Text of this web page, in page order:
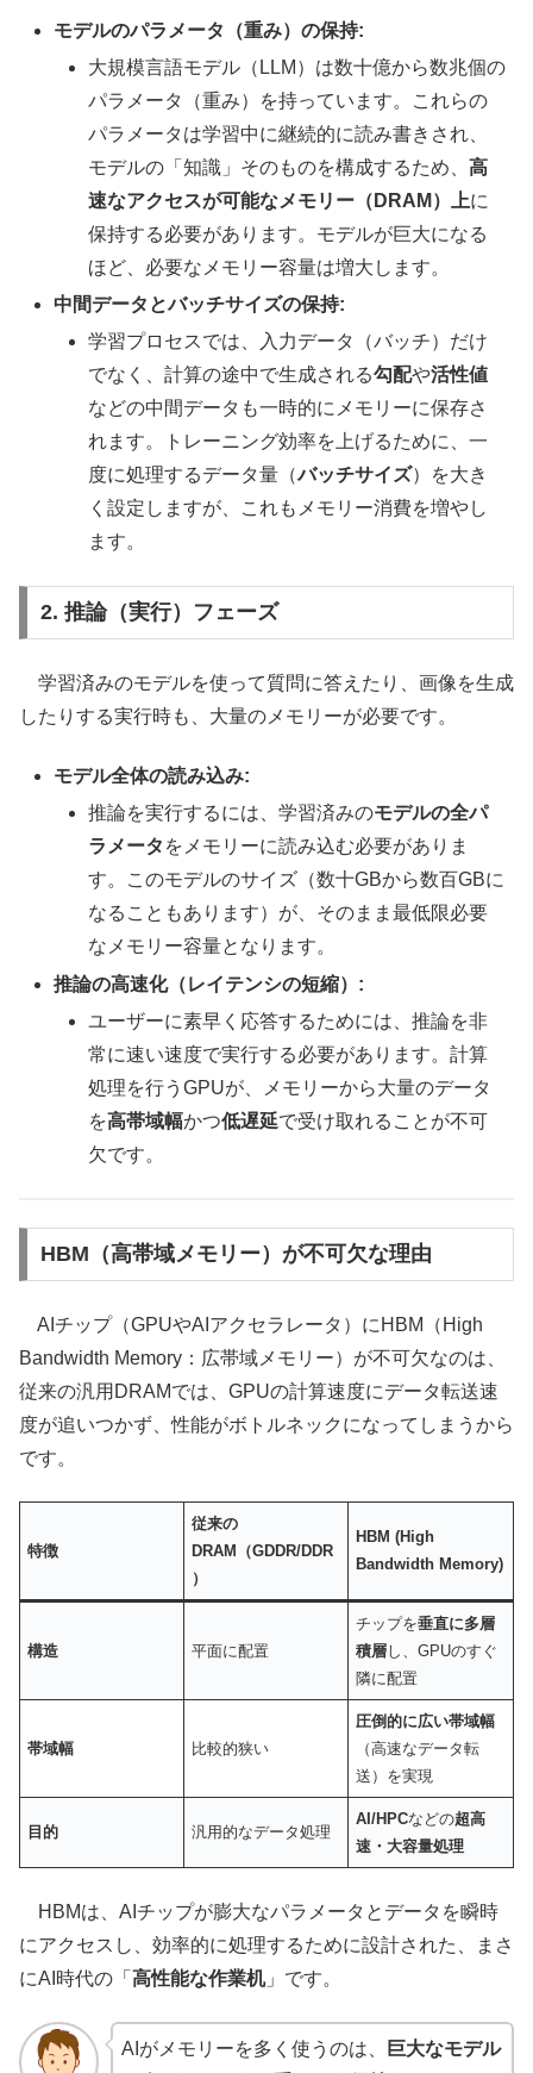
モデルのパラメータ（重み）の保持:
大規模言語モデル（LLM）は数十億から数兆個の
パラメータ（重み）を持っています。これらの
パラメータは学習中に継続的に読み書きされ、
モデルの「知識」そのものを構成するため、高
速なアクセスが可能なメモリー（DRAM）上に
保持する必要があります。モデルが巨大になる
ほど、必要なメモリー容量は増大します。
中間データとバッチサイズの保持:
学習プロセスでは、入力データ（バッチ）だけ
でなく、計算の途中で生成される勾配や活性値
などの中間データも一時的にメモリーに保存さ
れます。トレーニング効率を上げるために、一
度に処理するデータ量（バッチサイズ）を大き
く設定しますが、これもメモリー消費を増やし
ます。
2. 推論（実行）フェーズ
学習済みのモデルを使って質問に答えたり、画像を生成
したりする実行時も、大量のメモリーが必要です。
モデル全体の読み込み:
推論を実行するには、学習済みのモデルの全パ
ラメータ をメモリーに読み込む必要がありま
す。このモデルのサイズ（数十GBから数百GBに
なることもあります）が、そのまま最低限必要
なメモリー容量となります。
推論の高速化（レイテンシの短縮）:
ユーザーに素早く応答するためには、推論を非
常に速い速度で実行する必要があります。計算
処理を行うGPUが、メモリーから大量のデータ
を高帯域幅かつ低遅延で受け取れることが不可
欠です。
HBM（高帯域メモリー）が不可欠な理由
AIチップ（GPUやAIアクセラレータ）にHBM（High
Bandwidth Memory：広帯域メモリー）が不可欠なのは、
従来の汎用DRAMでは、GPUの計算速度にデータ転送速
度が追いつかず、性能がボトルネックになってしまうから
です。
特徴
従来の
DRAM（GDDR/DDR
）
HBM (High
Bandwidth Memory)
構造 平面に配置
チップを垂直に多層
積層し、GPUのすぐ
隣に配置
帯域幅 比較的狭い
圧倒的に広い帯域幅
（高速なデータ転
送）を実現
目的 汎用的なデータ処理
AI/HPCなどの超高
速・大容量処理
HBMは、AIチップが膨大なパラメータとデータを瞬時
にアクセスし、効率的に処理するために設計された、まさ
にAI時代の「 高性能な作業机」です。
AIがメモリーを多く使うのは、
巨大なモデル